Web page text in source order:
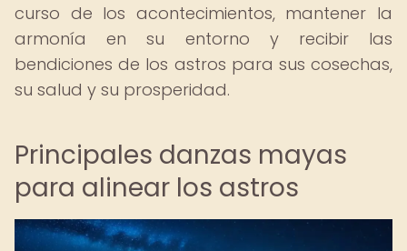
curso de los acontecimientos, mantener la
armonía en su entorno y recibir las
bendiciones de los astros para sus cosechas,
su salud y su prosperidad.
Principales danzas mayas
para alinear los astros